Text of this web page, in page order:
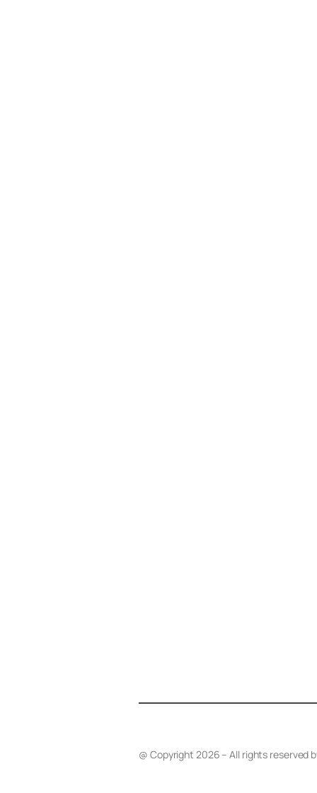
@ Copyright 2026 – All rights reserved